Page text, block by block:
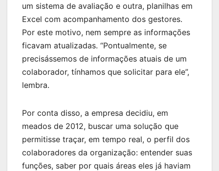
um sistema de avaliação e outra, planilhas em
Excel com acompanhamento dos gestores.
Por este motivo, nem sempre as informações
ficavam atualizadas. “Pontualmente, se
precisássemos de informações atuais de um
colaborador, tínhamos que solicitar para ele”,
lembra.
Por conta disso, a empresa decidiu, em
meados de 2012, buscar uma solução que
permitisse traçar, em tempo real, o perfil dos
colaboradores da organização: entender suas
funções, saber por quais áreas eles já haviam